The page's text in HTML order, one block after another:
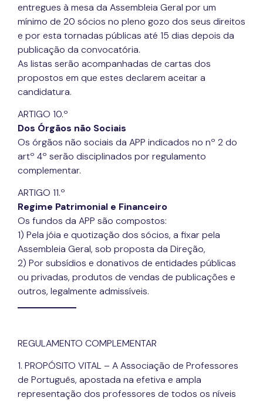
entregues à mesa da Assembleia Geral por um
mínimo de 20 sócios no pleno gozo dos seus direitos
e por esta tornadas públicas até 15 dias depois da
publicação da convocatória.
As listas serão acompanhadas de cartas dos
propostos em que estes declarem aceitar a
candidatura.
ARTIGO 10.º
Dos Órgãos não Sociais
Os órgãos não sociais da APP indicados no nº 2 do
artº 4º serão disciplinados por regulamento
complementar.
ARTIGO 11.º
Regime Patrimonial e Financeiro
Os fundos da APP são compostos:
1) Pela jóia e quotização dos sócios, a fixar pela
Assembleia Geral, sob proposta da Direção,
2) Por subsídios e donativos de entidades públicas
ou privadas, produtos de vendas de publicações e
outros, legalmente admissíveis.
REGULAMENTO COMPLEMENTAR
1. PROPÓSITO VITAL – A Associação de Professores
de Português, apostada na efetiva e ampla
representação dos professores de todos os níveis